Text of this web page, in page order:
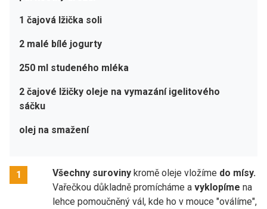
1 čajová lžička soli
2 malé bílé jogurty
250 ml studeného mléka
2 čajové lžičky oleje na vymazání igelitového
sáčku
olej na smažení
1 Všechny suroviny kromě oleje vložíme do mísy.
Vařečkou důkladně promícháme a vyklopíme na
lehce pomoučněný vál, kde ho v mouce "oválíme",